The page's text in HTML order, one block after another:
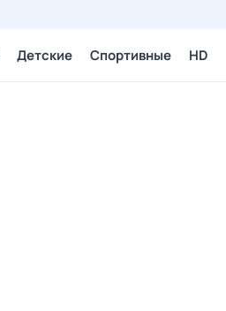
Детские Спортивные HD